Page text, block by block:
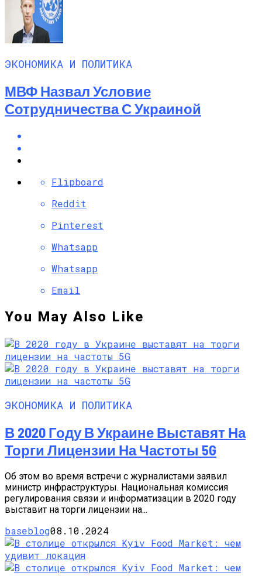
ЭКОНОМИКА И ПОЛИТИКА
МВФ Назвал Условие
Сотрудничества С Украиной
Flipboard
Reddit
Pinterest
Whatsapp
Whatsapp
Email
You May Also Like
ЭКОНОМИКА И ПОЛИТИКА
В 2020 Году В Украине Выставят На
Торги Лицензии На Частоты 5G
Об этом во время встречи с журналистами заявил
министр инфраструктуры. Национальная комиссия
регулирования связи и информатизации в 2020 году
выставит на торги лицензии на...
baseblog08.10.2024